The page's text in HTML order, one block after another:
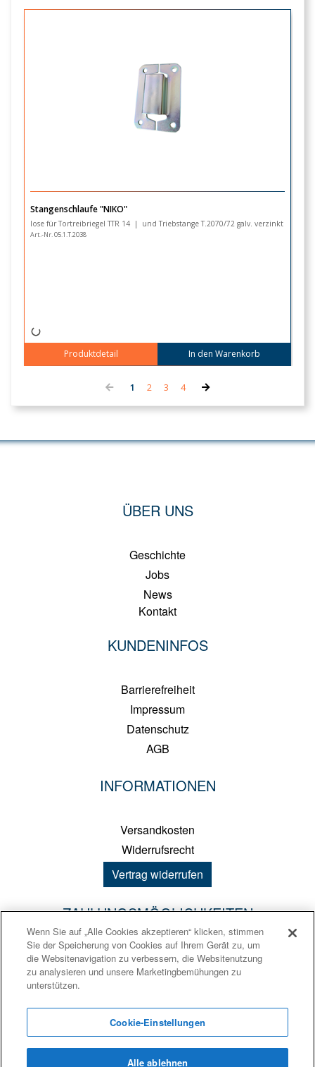
Stangenschlaufe "NIKO"
lose für Tortreibriegel TTR 14 | und Triebstange T.2070/72 galv. verzinkt
Art.-Nr. 05.1.T.2038
Produktdetail In den Warenkorb
ÜBER UNS
Geschichte
Jobs
News
Kontakt
KUNDENINFOS
Barrierefreiheit
Impressum
Datenschutz
AGB
INFORMATIONEN
Versandkosten
Widerrufsrecht
Vertrag widerrufen
ZAHLUNGSMÖGLICHKEITEN
PayPal
Kreditkarte
Vorkasse
Wenn Sie auf „Alle Cookies akzeptieren“ klicken, stimmen
Sie der Speicherung von Cookies auf Ihrem Gerät zu, um
die Websitenavigation zu verbessern, die Websitenutzung
zu analysieren und unsere Marketingbemühungen zu
unterstützen.
Cookie-Einstellungen
Alle ablehnen